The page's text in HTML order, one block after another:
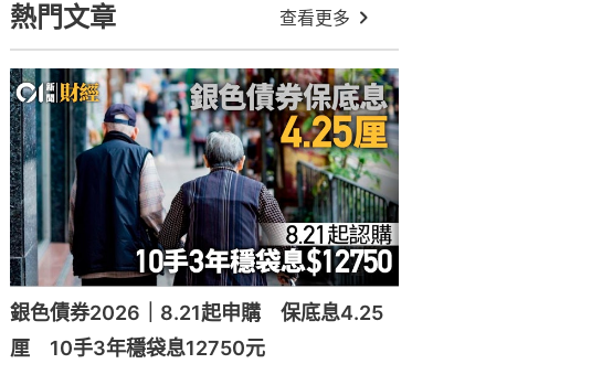
熱門文章 查看更多
銀色債券2026｜8.21起申購 保底息4.25
厘 10手3年穩袋息12750元